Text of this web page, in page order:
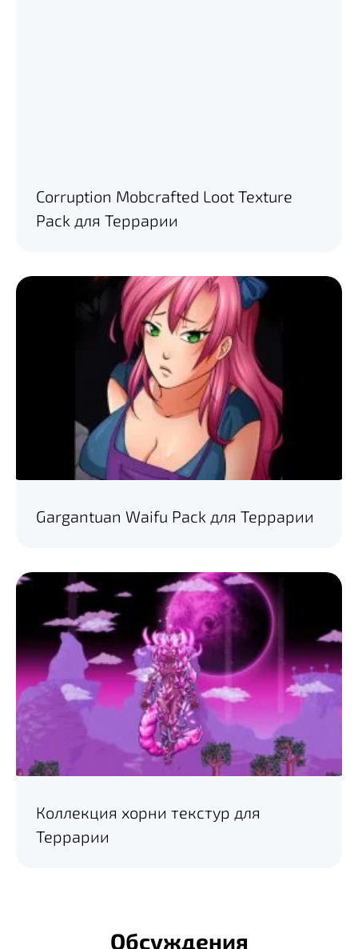
Corruption Mobcrafted Loot Texture
Pack для Террарии
Gargantuan Waifu Pack для Террарии
Коллекция хорни текстур для
Террарии
Обсуждения